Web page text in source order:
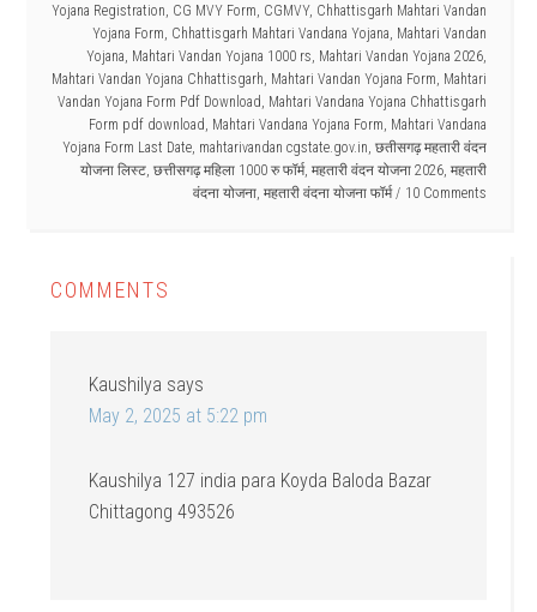
Yojana Registration CG MVY Form CGMVY, Chhattisgarh Mahtari Vandan
Yojana Form Chhattisgarh Mahtari Vandana Yojana Mahtari Vandan
Yojana Mahtari Vandan Yojana 1000 rs Mahtari Vandan Yojana 2026,
Mahtari Vandan Yojana Chhattisgarh Mahtari Vandan Yojana Form Mahtari
Vandan Yojana Form Pdf Download Mahtari Vandana Yojana Chhattisgarh
Form pdf download Mahtari Vandana Yojana Form Mahtari Vandana
Yojana Form Last Date, mahtarivandan cgstate.gov.in छतीसगढ़ महतारी वंदन
योजना लिस्ट, छत्तीसगढ़ महिला 1000 रु फॉर्म, महतारी वंदन योजना 2026, महतारी
वंदना योजना, महतारी वंदना योजना फॉर्म 10 Comments
COMMENTS
Kaushilya says
May 2, 2025 at 5:22 pm
Kaushilya 127 india para Koyda Baloda Bazar
Chittagong 493526